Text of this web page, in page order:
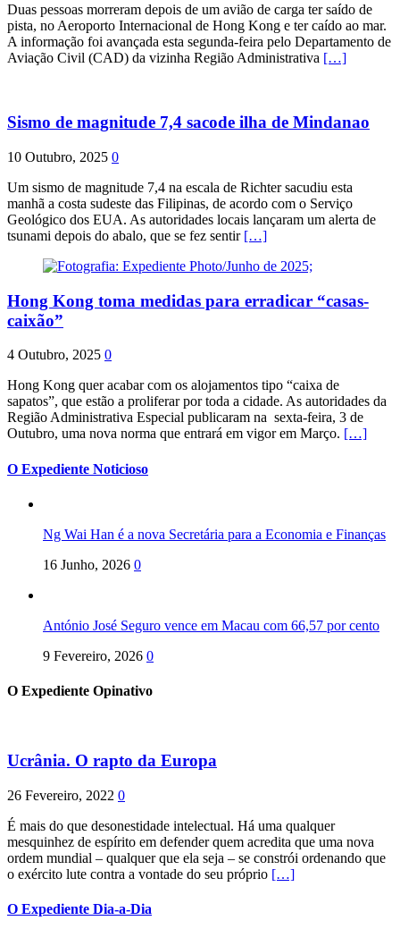
Duas pessoas morreram depois de um avião de carga ter saído de
pista, no Aeroporto Internacional de Hong Kong e ter caído ao mar.
A informação foi avançada esta segunda-feira pelo Departamento de
Aviação Civil (CAD) da vizinha Região Administrativa […]
Sismo de magnitude 7,4 sacode ilha de Mindanao
10 Outubro, 2025 0
Um sismo de magnitude 7,4 na escala de Richter sacudiu esta
manhã a costa sudeste das Filipinas, de acordo com o Serviço
Geológico dos EUA. As autoridades locais lançaram um alerta de
tsunami depois do abalo, que se fez sentir […]
Hong Kong toma medidas para erradicar “casas-
caixão”
4 Outubro, 2025 0
Hong Kong quer acabar com os alojamentos tipo “caixa de
sapatos”, que estão a proliferar por toda a cidade. As autoridades da
Região Administrativa Especial publicaram na sexta-feira, 3 de
Outubro, uma nova norma que entrará em vigor em Março. […]
O Expediente Noticioso
Ng Wai Han é a nova Secretária para a Economia e Finanças
16 Junho, 2026 0
António José Seguro vence em Macau com 66,57 por cento
9 Fevereiro, 2026 0
O Expediente Opinativo
Ucrânia. O rapto da Europa
26 Fevereiro, 2022 0
É mais do que desonestidade intelectual. Há uma qualquer
mesquinhez de espírito em defender quem acredita que uma nova
ordem mundial – qualquer que ela seja – se constrói ordenando que
o exército lute contra a vontade do seu próprio […]
O Expediente Dia-a-Dia